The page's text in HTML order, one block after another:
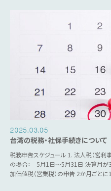
2025.03.05
台湾の税務・社保手続きについて
税務申告スケジュール 1. 法人税（営
の場合： 5月1日～5月31日 決算月
加価値税（営業税）の申告 2か月ごと